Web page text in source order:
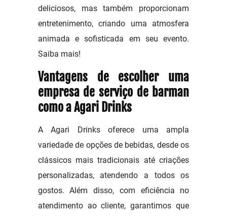
deliciosos, mas também proporcionam
entretenimento, criando uma atmosfera
animada e sofisticada em seu evento.
Saiba mais!
Vantagens de escolher uma
empresa de serviço de barman
como a Agari Drinks
A Agari Drinks oferece uma ampla
variedade de opções de bebidas, desde os
clássicos mais tradicionais até criações
personalizadas, atendendo a todos os
gostos. Além disso, com eficiência no
atendimento ao cliente, garantimos que